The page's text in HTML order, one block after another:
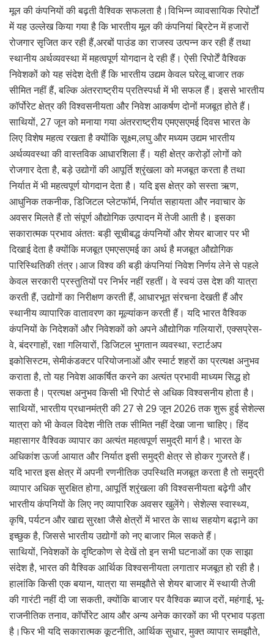
मूल की कंपनियों की बढ़ती वैश्विक सफलता है।विभिन्न व्यावसायिक रिपोर्टों
में यह उल्लेख किया गया है कि भारतीय मूल की कंपनियां ब्रिटेन में हजारों
रोजगार सृजित कर रही हैं,अरबों पाउंड का राजस्व उत्पन्न कर रही हैं तथा
स्थानीय अर्थव्यवस्था में महत्वपूर्ण योगदान दे रही हैं। ऐसी रिपोर्टें वैश्विक
निवेशकों को यह संदेश देती हैं कि भारतीय उद्यम केवल घरेलू बाजार तक
सीमित नहीं हैं, बल्कि अंतरराष्ट्रीय प्रतिस्पर्धा में भी सफल हैं। इससे भारतीय
कॉर्पोरेट क्षेत्र की विश्वसनीयता और निवेश आकर्षण दोनों मजबूत होते हैं।
साथियों, 27 जून को मनाया गया अंतरराष्ट्रीय एमएसएमई दिवस भारत के
लिए विशेष महत्व रखता है क्योंकि सूक्ष्म,लघु और मध्यम उद्यम भारतीय
अर्थव्यवस्था की वास्तविक आधारशिला हैं। यही क्षेत्र करोड़ों लोगों को
रोजगार देता है, बड़े उद्योगों की आपूर्ति श्रृंखला को मजबूत करता है तथा
निर्यात में भी महत्वपूर्ण योगदान देता है। यदि इस क्षेत्र को सस्ता ऋण,
आधुनिक तकनीक, डिजिटल प्लेटफॉर्म, निर्यात सहायता और नवाचार के
अवसर मिलते हैं तो संपूर्ण औद्योगिक उत्पादन में तेजी आती है। इसका
सकारात्मक प्रभाव अंततः बड़ी सूचीबद्ध कंपनियों और शेयर बाजार पर भी
दिखाई देता है क्योंकि मजबूत एमएसएमई का अर्थ है मजबूत औद्योगिक
पारिस्थितिकी तंत्र।आज विश्व की बड़ी कंपनियां निवेश निर्णय लेने से पहले
केवल सरकारी प्रस्तुतियों पर निर्भर नहीं रहतीं। वे स्वयं उस देश की यात्रा
करती हैं, उद्योगों का निरीक्षण करती हैं, आधारभूत संरचना देखती हैं और
स्थानीय व्यापारिक वातावरण का मूल्यांकन करती हैं। यदि भारत वैश्विक
कंपनियों के निदेशकों और निवेशकों को अपने औद्योगिक गलियारों, एक्सप्रेस-
वे, बंदरगाहों, रक्षा गलियारों, डिजिटल भुगतान व्यवस्था, स्टार्टअप
इकोसिस्टम, सेमीकंडक्टर परियोजनाओं और स्मार्ट शहरों का प्रत्यक्ष अनुभव
कराता है, तो यह निवेश आकर्षित करने का अत्यंत प्रभावी माध्यम सिद्ध हो
सकता है। प्रत्यक्ष अनुभव किसी भी रिपोर्ट से अधिक विश्वसनीय होता है।
साथियों, भारतीय प्रधानमंत्री की 27 से 29 जून 2026 तक शुरू हुई सेशेल्स
यात्रा को भी केवल विदेश नीति तक सीमित नहीं देखा जाना चाहिए। हिंद
महासागर वैश्विक व्यापार का अत्यंत महत्वपूर्ण समुद्री मार्ग है। भारत के
अधिकांश ऊर्जा आयात और निर्यात इसी समुद्री क्षेत्र से होकर गुजरते हैं।
यदि भारत इस क्षेत्र में अपनी रणनीतिक उपस्थिति मजबूत करता है तो समुद्री
व्यापार अधिक सुरक्षित होगा, आपूर्ति श्रृंखला की विश्वसनीयता बढ़ेगी और
भारतीय कंपनियों के लिए नए व्यापारिक अवसर खुलेंगे। सेशेल्स स्वास्थ्य,
कृषि, पर्यटन और खाद्य सुरक्षा जैसे क्षेत्रों में भारत के साथ सहयोग बढ़ाने का
इच्छुक है, जिससे भारतीय उद्योगों को नए बाजार मिल सकते हैं।
साथियों, निवेशकों के दृष्टिकोण से देखें तो इन सभी घटनाओं का एक साझा
संदेश है, भारत की वैश्विक आर्थिक विश्वसनीयता लगातार मजबूत हो रही है।
हालांकि किसी एक बयान, यात्रा या समझौते से शेयर बाजार में स्थायी तेजी
की गारंटी नहीं दी जा सकती, क्योंकि बाजार पर वैश्विक ब्याज दरों, महंगाई, भू-
राजनीतिक तनाव, कॉर्पोरेट आय और अन्य अनेक कारकों का भी प्रभाव पड़ता
है।फिर भी यदि सकारात्मक कूटनीति, आर्थिक सुधार, मुक्त व्यापार समझौते,